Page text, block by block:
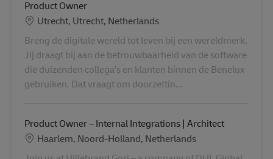
Product Owner
Konum
Utrecht, Utrecht, Netherlands
Breng de digitale wereld tot leven bij een wereldmerk.
Jij draagt bij aan de betrouwbaarheid van de software
die duizenden collega’s en klanten binnen de Benelux
gebruiken. Dat vraagt om doorzettin...
Product Owner – Internal Integrations | Architect
Konum
Haarlem, Noord-Holland, Netherlands